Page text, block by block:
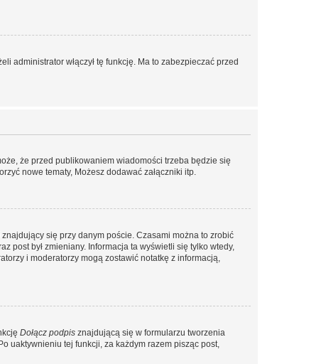
administrator włączył tę funkcję. Ma to zabezpieczać przed
że przed publikowaniem wiadomości trzeba będzie się
nowe tematy, Możesz dodawać załączniki itp.
znajdujący się przy danym poście. Czasami można to zrobić
post był zmieniany. Informacja ta wyświetli się tylko wtedy,
i moderatorzy mogą zostawić notatkę z informacją,
Dołącz podpis znajdującą się w formularzu tworzenia
uaktywnieniu tej funkcji, za każdym razem pisząc post,